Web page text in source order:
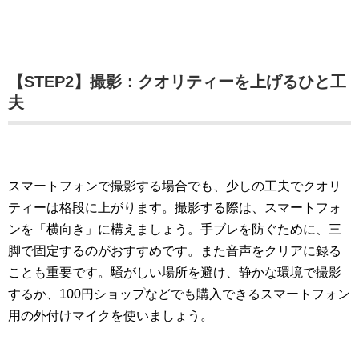
【STEP2】撮影：クオリティーを上げるひと工
夫
スマートフォンで撮影する場合でも、少しの工夫でクオリ
ティーは格段に上がります。撮影する際は、スマートフォ
ンを「横向き」に構えましょう。手ブレを防ぐために、三
脚で固定するのがおすすめです。また音声をクリアに録る
ことも重要です。騒がしい場所を避け、静かな環境で撮影
するか、100円ショップなどでも購入できるスマートフォン
用の外付けマイクを使いましょう。